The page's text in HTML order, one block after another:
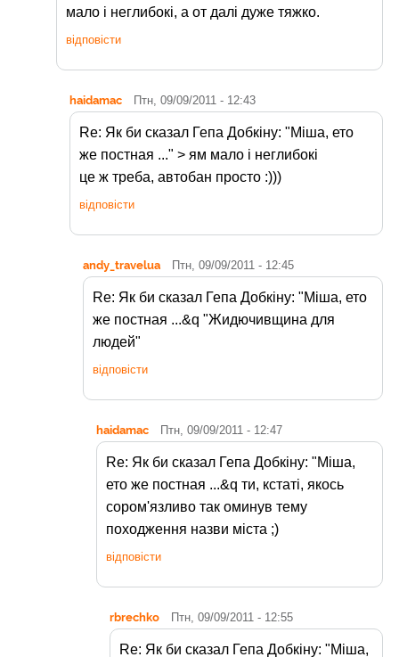
мало і неглибокі, а от далі дуже тяжко.
відповісти
haidamac Птн, 09/09/2011 - 12:43
Re: Як би сказал Гепа Добкіну: "Міша, ето
же постная ..." > ям мало і неглибокі
це ж треба, автобан просто :)))
відповісти
andy_travelua Птн, 09/09/2011 - 12:45
Re: Як би сказал Гепа Добкіну: "Міша, ето
же постная ...&q "Жидючивщина для
людей"
відповісти
haidamac Птн, 09/09/2011 - 12:47
Re: Як би сказал Гепа Добкіну: "Міша,
ето же постная ...&q ти, кстаті, якось
сором'язливо так оминув тему
походження назви міста ;)
відповісти
rbrechko Птн, 09/09/2011 - 12:55
Re: Як би сказал Гепа Добкіну: "Міша,